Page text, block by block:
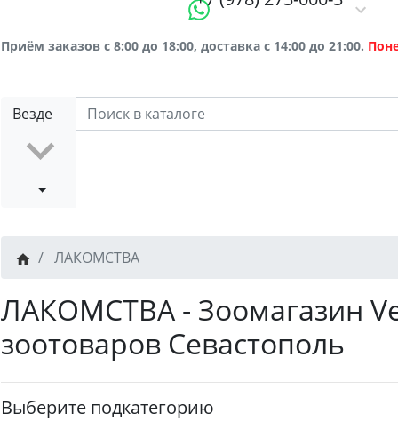
Приём заказов с 8:00 до 18:00, доставка с 14:00 до 21:00.
Везде
ЛАКОМСТВА
ЛАКОМСТВА - Зоомагазин
зоотоваров Севастополь
Выберите подкатегорию